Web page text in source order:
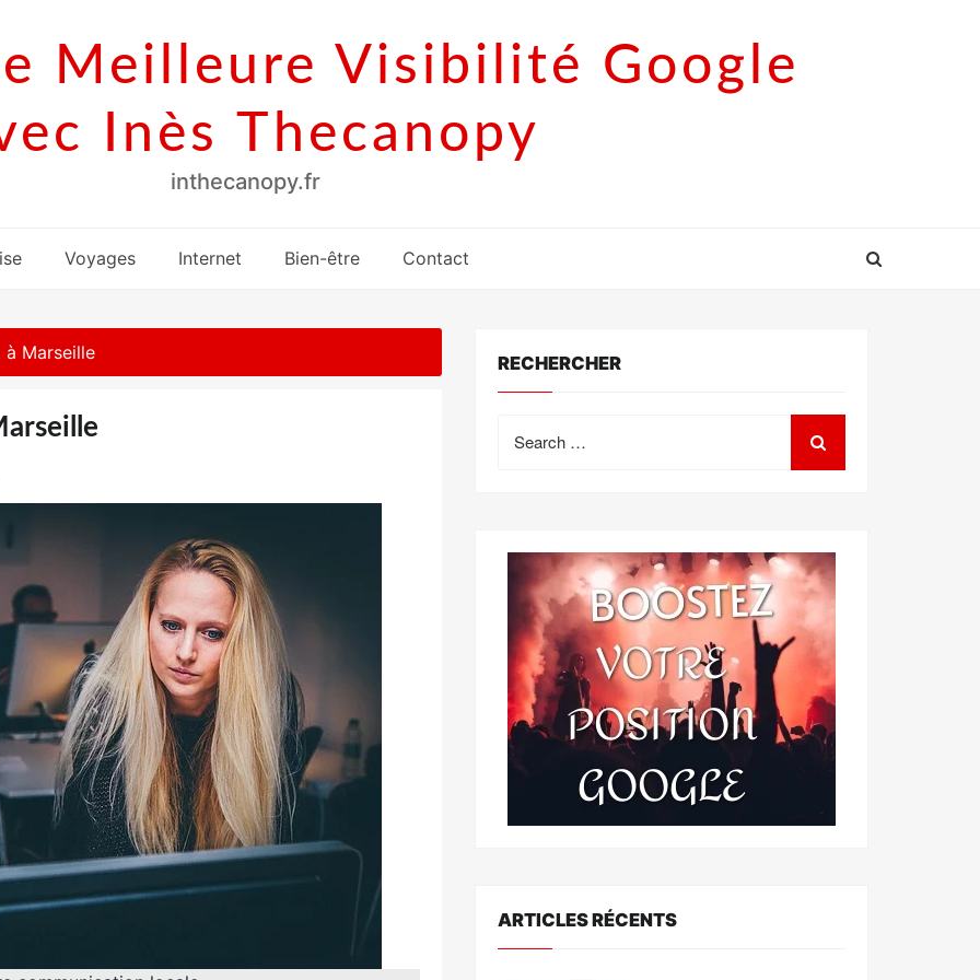
Meilleure Visibilité Google
Inès Thecanopy
inthecanopy.fr
Voyages Internet Bien-être Contact
Marseille RECHERCHER
for:
ARTICLES RÉCENTS